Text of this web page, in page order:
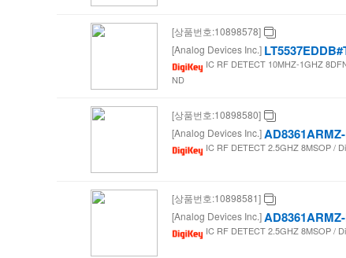
[상품번호:10898578]
[Analog Devices Inc.]
IC RF DETECT 10MHZ-1GHZ
ND
[상품번호:10898580]
[Analog Devices Inc.]
IC RF DETECT 2.5GHZ 8MSOP /
[상품번호:10898581]
[Analog Devices Inc.]
IC RF DETECT 2.5GHZ 8MSOP /